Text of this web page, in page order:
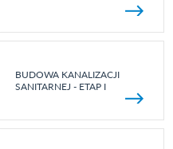
BUDOWA KANALIZACJI
SANITARNEJ - ETAP I